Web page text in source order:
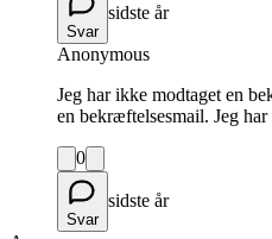
Svar
sidste år
Anonymous
Jeg har ikke modtaget en
en bekræftelsesmail. Jeg
0
Svar
sidste år